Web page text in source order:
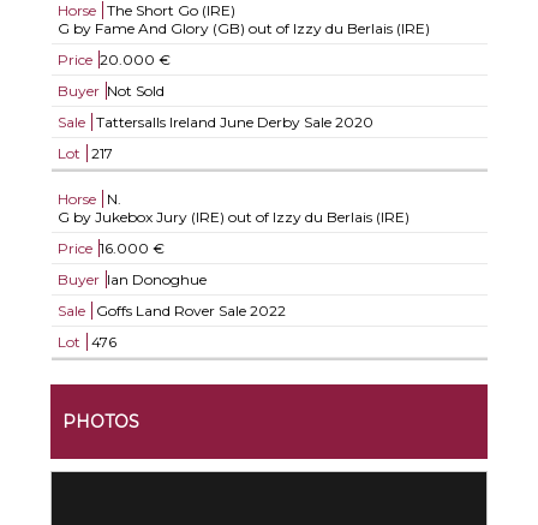
Horse
The Short Go (IRE)
G by Fame And Glory (GB) out of Izzy du Berlais (IRE)
Price 20.000 €
Buyer Not Sold
Sale
Tattersalls Ireland June Derby Sale 2020
Lot
217
Horse
N.
G by Jukebox Jury (IRE) out of Izzy du Berlais (IRE)
Price 16.000 €
Buyer Ian Donoghue
Sale
Goffs Land Rover Sale 2022
Lot
476
PHOTOS